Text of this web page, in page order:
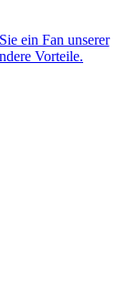
ein Fan unserer
Vorteile.